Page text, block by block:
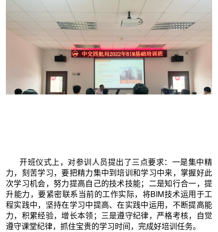
开班仪式上，对参训人员提出了三点要求：一是集中精
力，刻苦学习，要把精力集中到培训和学习中来，掌握好此
次学习机会，努力提高自己的技术技能；二是知行合一，提
升能力，要紧密联系当前的工作实际，将BIM技术运用于工
程实践中，坚持在学习中提高、在实践中运用，不断提高能
力，积累经验，增长本领；三是遵守纪律，严格考核，自觉
遵守课堂纪律，抓住宝贵的学习时间，完成好培训任务。